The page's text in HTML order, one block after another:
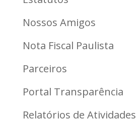
Nossos Amigos
Nota Fiscal Paulista
Parceiros
Portal Transparência
Relatórios de Atividades